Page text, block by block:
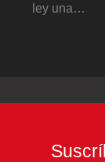
ley una…